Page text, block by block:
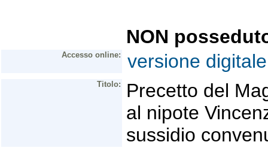
NON
Accesso online: versione digitale
Titolo:
Precetto del
al nipote
sussidio